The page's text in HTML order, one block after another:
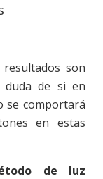
son
duda de si en
se comportará
en estas
de luz